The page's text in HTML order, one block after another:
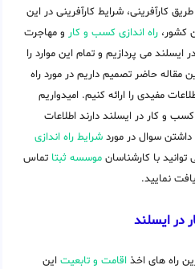
کارآفرینی، شرایط کارآفرینی در این
کشور، راه اندازی کسب و کار و مهاجرت
ایسلند می پردازیم و تمام این موارد را
مقاله حاضر تصمیم داریم در مورد راه
مفیدی را ارائه کنیم. امیدواریم
و کار در ایسلند دارند اطلاعات
سوال در مورد شرایط راه اندازی
با کارشناسان موسسه ثبتا تماس
نمایید.
در ایسلند
راه های اخذ اقامت و تابعیت این